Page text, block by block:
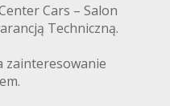
Cars – Salon
Techniczną.
zainteresowanie